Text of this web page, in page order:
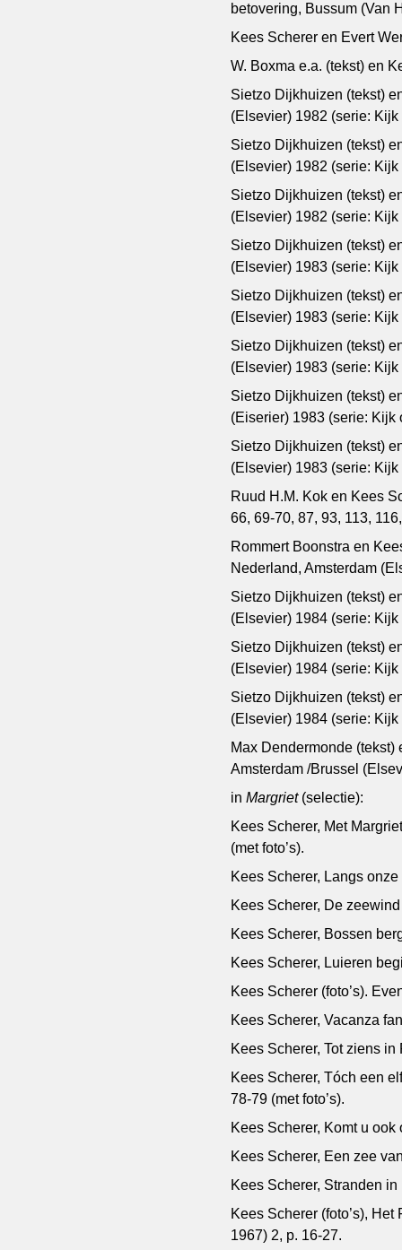
betovering, Bussum (Van
Kees Scherer en Evert
W. Boxma e.a. (tekst) en
Sietzo Dijkhuizen (tekst)
(Elsevier) 1982 (serie:
Sietzo Dijkhuizen (tekst)
(Elsevier) 1982 (serie:
Sietzo Dijkhuizen (tekst)
(Elsevier) 1982 (serie:
Sietzo Dijkhuizen (tekst)
(Elsevier) 1983 (serie:
Sietzo Dijkhuizen (tekst)
(Elsevier) 1983 (serie:
Sietzo Dijkhuizen (tekst)
(Elsevier) 1983 (serie:
Sietzo Dijkhuizen (tekst)
(Eiserier) 1983 (serie:
Sietzo Dijkhuizen (tekst)
(Elsevier) 1983 (serie:
Ruud H.M. Kok en Kees
66, 69-70, 87, 93, 113,
Rommert Boonstra en
Nederland, Amsterdam
Sietzo Dijkhuizen (tekst)
(Elsevier) 1984 (serie:
Sietzo Dijkhuizen (tekst)
(Elsevier) 1984 (serie:
Sietzo Dijkhuizen (tekst)
(Elsevier) 1984 (serie:
Max Dendermonde (tekst)
Amsterdam /Brussel
inMargriet (selectie):
Kees Scherer, Met
(met foto’s).
Kees Scherer, Langs
Kees Scherer, De
Kees Scherer, Bossen
Kees Scherer, Luieren
Kees Scherer (foto’s).
Kees Scherer, Vacanza
Kees Scherer, Tot ziens
Kees Scherer, Tóch een
78-79 (met foto’s).
Kees Scherer, Komt u ook
Kees Scherer, Een zee
Kees Scherer, Stranden
Kees Scherer (foto’s),
1967) 2, p. 16-27.